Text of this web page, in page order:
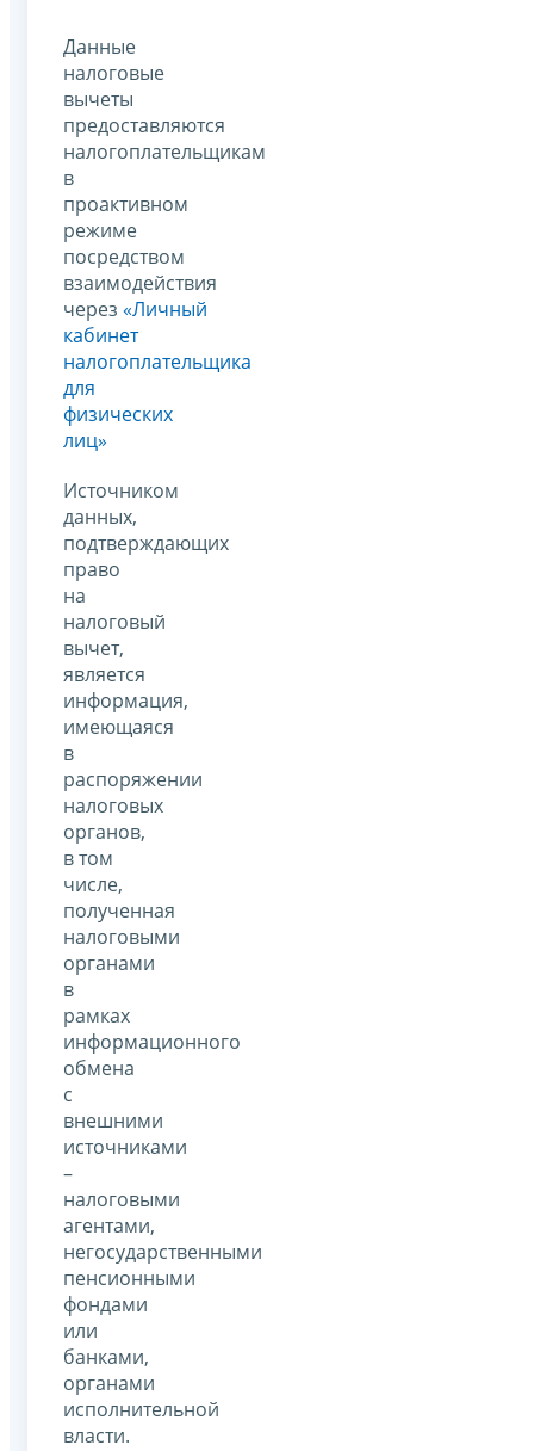
Данные
налоговые
вычеты
предоставляются
налогоплательщикам
в
проактивном
режиме
посредством
взаимодействия
через «Личный
кабинет
налогоплательщика
для
физических
лиц»
Источником
данных,
подтверждающих
право
на
налоговый
вычет,
является
информация,
имеющаяся
в
распоряжении
налоговых
органов,
в том
числе,
полученная
налоговыми
органами
в
рамках
информационного
обмена
с
внешними
источниками
–
налоговыми
агентами,
негосударственными
пенсионными
фондами
или
банками,
органами
исполнительной
власти.